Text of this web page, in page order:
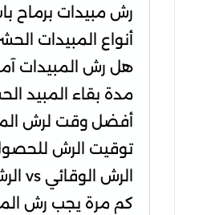
رش مبيدات برماح
أنواع المبيدات
هل رش المبيدات
مدة بقاء المبيد
أفضل وقت لرش
توقيت الرش
الرش الوقائي vs الرش العلاجي
كم مرة يجب رش